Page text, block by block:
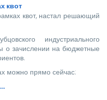
квот
квот, настал решающий
индустриального
о зачислении на бюджетные
можно прямо сейчас: